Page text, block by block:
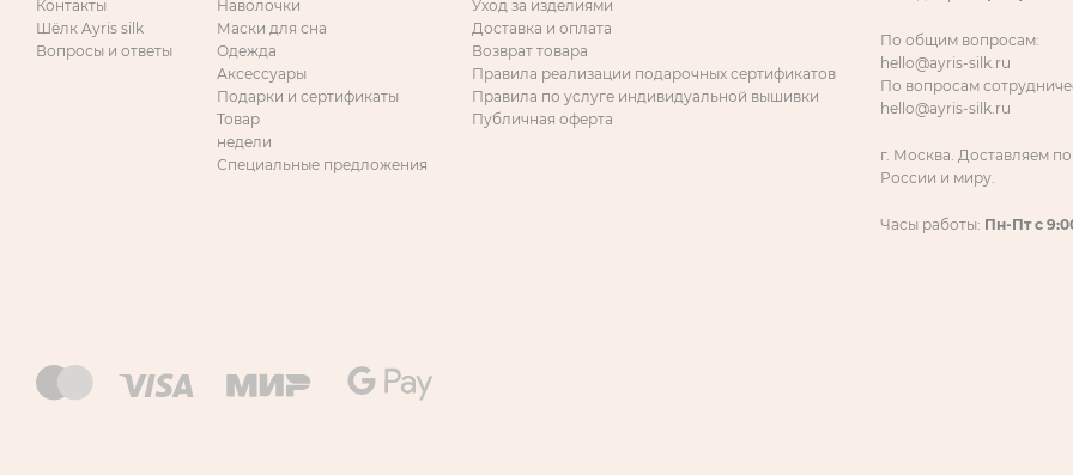
Контакты
Шёлк Ayris silk
Вопросы и ответы
Наволочки
Маски для сна
Одежда
Аксессуары
Подарки и сертификаты
Товар
недели
Специальные предложения
Уход за изделиями
Доставка и оплата
Возврат товара
Правила реализации подарочных сертификатов
Правила по услуге индивидуальной вышивки
Публичная оферта
По общим вопросам:
hello@ayris-silk.ru
По вопросам
hello@ayris-silk.ru
г. Москва. Доставляем по
России и миру.
Часы работы: Пн-Пт с